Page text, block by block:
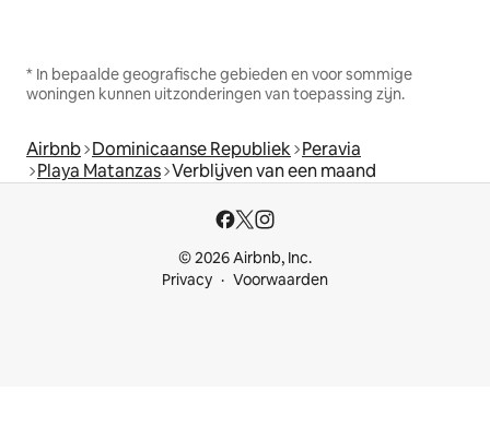
* In bepaalde geografische gebieden en voor sommige
woningen kunnen uitzonderingen van toepassing zijn.
Airbnb Dominicaanse Republiek Peravia
Playa Matanzas Verblijven van een maand
© 2026 Airbnb, Inc.
Privacy
Voorwaarden